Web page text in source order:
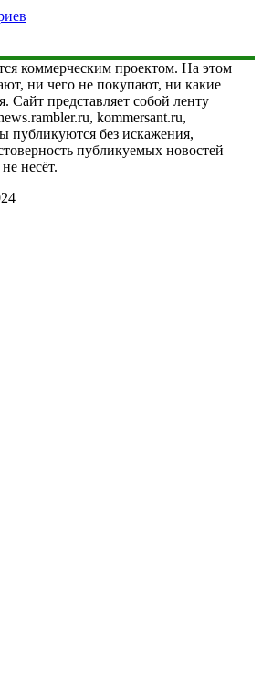
коммерческим проектом. На этом
ни чего не покупают, ни какие
Сайт представляет собой ленту
kommersant.ru,
публикуются без искажения,
публикуемых новостей
несёт.